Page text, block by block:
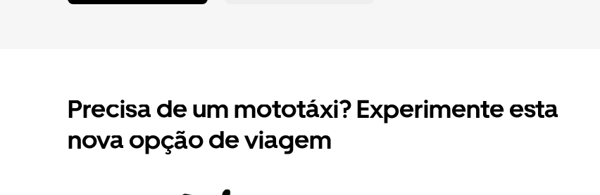
Precisa de um mototáxi? Experimente esta
nova opção de viagem